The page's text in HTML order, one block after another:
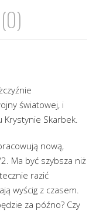
światowej, i
Skarbek.
nową,
Ma być szybsza niż
razić
wyścig z czasem.
za późno? Czy